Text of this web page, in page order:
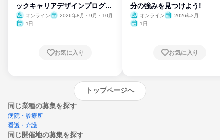
ックキャリアデザインプログラ
ム
オンライン
2026年8月・9月・10月
1日
お気に入り
分の強みを見つけよう!
オンライン
2026年8月
1日
お気に入り
トップページへ
同じ業種の募集を探す
病院・診療所
看護・介護
同じ開催地の募集を探す